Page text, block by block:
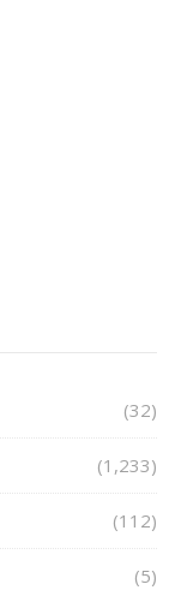
(32)
(1,233)
(112)
(5)